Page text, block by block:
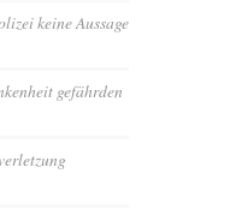
keine Aussage
gefährden